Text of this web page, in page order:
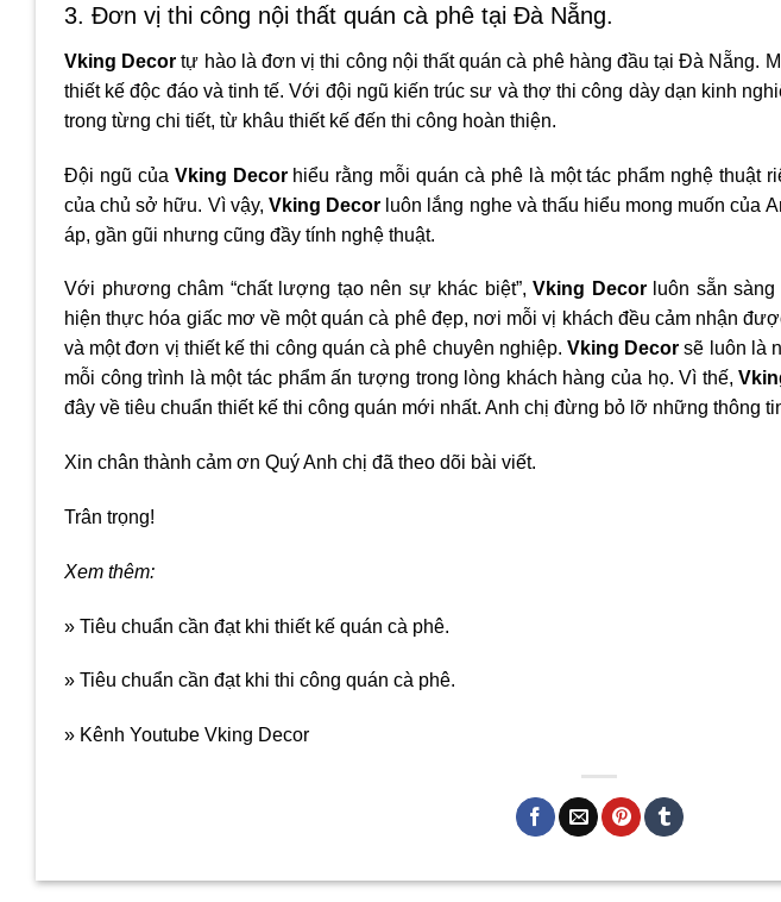
3. Đơn vị thi công nội thất quán cà phê tại Đà Nẵng.
Vking Decortự hào là đơn vị thi công nội thất quán cà phê hàng đầu tại Đà Nẵng.
thiết kế độc đáo và tinh tế. Với đội ngũ kiến trúc sư và thợ thi công dày dạn kinh
trong từng chi tiết, từ khâu thiết kế đến thi công hoàn thiện.
Đội ngũ của Vking Decorhiểu rằng mỗi quán cà phê là một tác phẩm nghệ thuật
của chủ sở hữu. Vì vậy, Vking Decor luôn lắng nghe và thấu hiểu mong muốn của
áp, gần gũi nhưng cũng đầy tính nghệ thuật.
Với phương châm “chất lượng tạo nên sự khác biệt”, Vking Decorluôn sẵn sàng
hiện thực hóa giấc mơ về một quán cà phê đẹp, nơi mỗi vị khách đều cảm nhận
và một đơn vị thiết kế thi công quán cà phê chuyên nghiệp. Vking Decor sẽ luôn là
mỗi công trình là một tác phẩm ấn tượng trong lòng khách hàng của họ. Vì thế,
đây về tiêu chuẩn thiết kế thi công quán mới nhất. Anh chị đừng bỏ lỡ những thông
Xin chân thành cảm ơn Quý Anh chị đã theo dõi bài viết.
Trân trọng!
Xem thêm:
» Tiêu chuẩn cần đạt khi thiết kế quán cà phê.
» Tiêu chuẩn cần đạt khi thi công quán cà phê.
» Kênh Youtube Vking Decor